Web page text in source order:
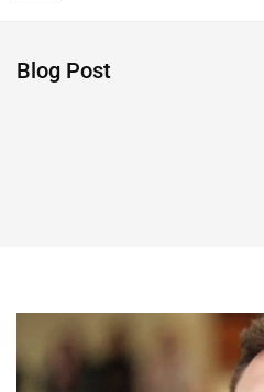
Blog Post